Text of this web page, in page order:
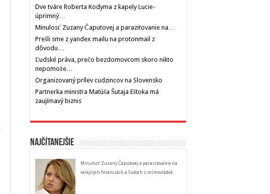
Dve tváre Roberta Kodyma z kapely Lucie-
úprimný…
Minulosť Zuzany Čaputovej a parazitovanie na…
Prešli sme z yandex mailu na protonmail z
dôvodu…
Ľudské práva, prečo bezdomovcom skoro nikto
nepomože…
Organizovaný prílev cudzincov na Slovensko
Partnerka ministra Matúša Šutaja Eštoka má
zaujímavý biznis
Najčítanejšie
Minulosť Zuzany Čaputovej a parazitovanie na
verejných financiách a ľudoch z mimovládok